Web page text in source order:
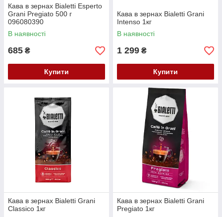
Кава в зернах Bialetti Esperto
Grani Pregiato 500 г
096080390
В наявності
685 ₴
Купити
Кава в зернах Bialetti Grani
Intenso 1кг
В наявності
1 299 ₴
Купити
Кава в зернах Bialetti Grani
Classico 1кг
Кава в зернах Bialetti Grani
Pregiato 1кг